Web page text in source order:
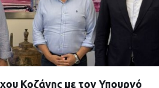
Κοζάνης με τον Υπουργό